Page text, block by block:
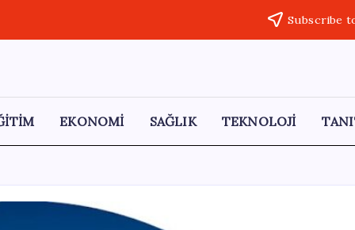
Subscribe
EKONOMİ SAĞLIK TEKNOLOJİ